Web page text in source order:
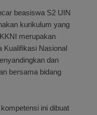
beasiswa S2 UIN
kurikulum yang
merupakan
Kualifikasi Nasional
dan
bersama bidang
ini dibuat